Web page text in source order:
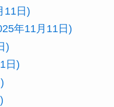
11日)
年11月11日)
)
日)